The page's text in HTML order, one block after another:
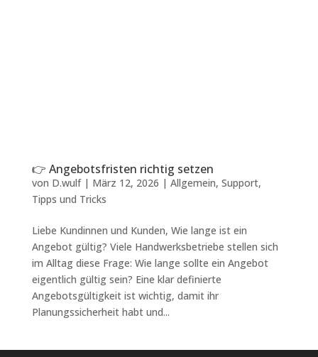
👉 Angebotsfristen richtig setzen
von D.wulf| März 12, 2026 | Allgemein, Support,
Tipps und Tricks
Liebe Kundinnen und Kunden, Wie lange ist ein
Angebot gültig? Viele Handwerksbetriebe stellen sich
im Alltag diese Frage: Wie lange sollte ein Angebot
eigentlich gültig sein? Eine klar definierte
Angebotsgültigkeit ist wichtig, damit ihr
Planungssicherheit habt und...